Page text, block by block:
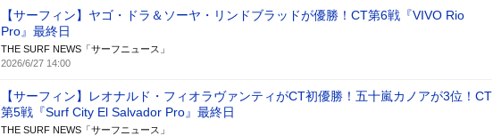
【サーフィン】ヤゴ・ドラ＆ソーヤ・リンドブラッドが優勝！CT第6戦『VIVO Rio
Pro』最終日
THE SURF NEWS「サーフニュース」
2026/6/27 14:00
【サーフィン】レオナルド・フィオラヴァンティがCT初優勝！五十嵐カノアが3位！CT
第5戦『Surf City El Salvador Pro』最終日
THE SURF NEWS「サーフニュース」